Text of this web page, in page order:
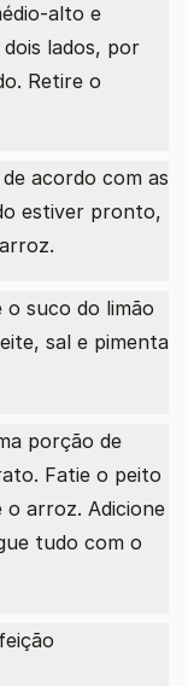
alto e
lados, por
Retire o
acordo com as
estiver pronto,
o suco do limão
sal e pimenta
porção de
Fatie o peito
arroz. Adicione
tudo com o